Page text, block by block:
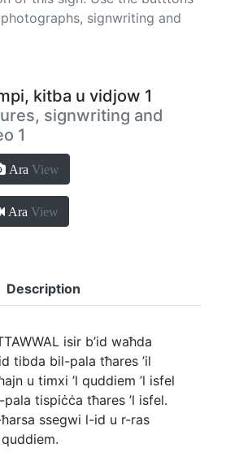
signwriting and
kitba u vidjow 1
signwriting and
1
Ara View
Ara View
Description
isir b’id waħda
tibda bil-pala tħares ’il
u timxi ’l quddiem ’l isfel
tispiċċa tħares ’l isfel.
ssegwi l-id u r-ras